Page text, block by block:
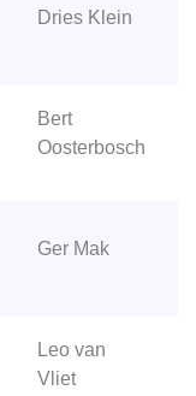
Dries Klein
Bert
Oosterbosch
Ger Mak
Leo van
Vliet